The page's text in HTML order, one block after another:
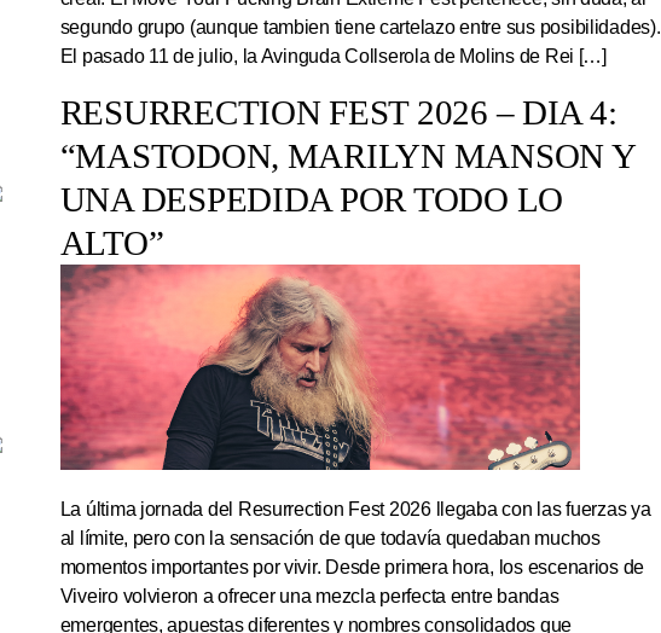
segundo grupo (aunque tambien tiene cartelazo entre sus posibilidades).
El pasado 11 de julio, la Avinguda Collserola de Molins de Rei […]
RESURRECTION FEST 2026 – DIA 4:
“MASTODON, MARILYN MANSON Y
UNA DESPEDIDA POR TODO LO
ALTO”
La última jornada del Resurrection Fest 2026 llegaba con las fuerzas ya
al límite, pero con la sensación de que todavía quedaban muchos
momentos importantes por vivir. Desde primera hora, los escenarios de
Viveiro volvieron a ofrecer una mezcla perfecta entre bandas
emergentes, apuestas diferentes y nombres consolidados que